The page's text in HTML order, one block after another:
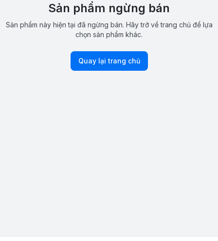
Sản phẩm ngừng bán
Sản phẩm này hiện tại đã ngừng bán. Hãy trở về trang chủ để lựa
chọn sản phẩm khác.
Quay lại trang chủ